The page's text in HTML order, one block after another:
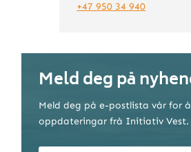
+47 950 34 940
Meld deg på
Meld deg på e-postlista vår for
oppdateringar frå Initiativ Vest.